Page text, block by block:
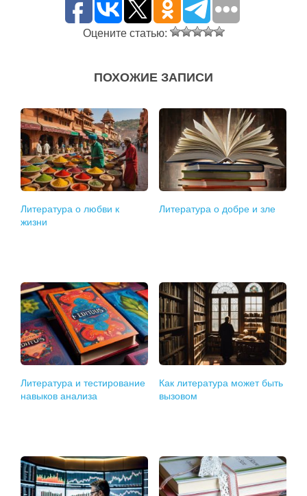
Оцените статью:
ПОХОЖИЕ ЗАПИСИ
Литература о любви к
жизни
Литература о добре и зле
Литература и тестирование
навыков анализа
Как литература может быть
вызовом